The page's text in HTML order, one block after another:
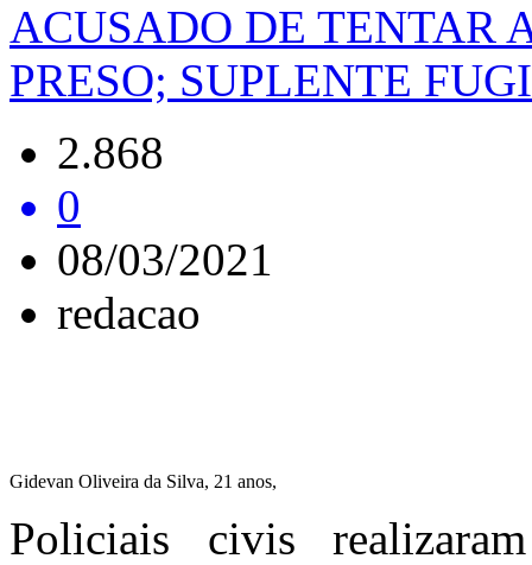
ACUSADO DE TENTAR
PRESO; SUPLENTE
2.868
0
08/03/2021
redacao
Gidevan Oliveira da Silva, 21 anos,
Policiais civis